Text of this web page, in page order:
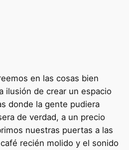
en las cosas bien
ilusión de crear un espacio
donde la gente pudiera
de verdad, a un precio
nuestras puertas a las
recién molido y el sonido